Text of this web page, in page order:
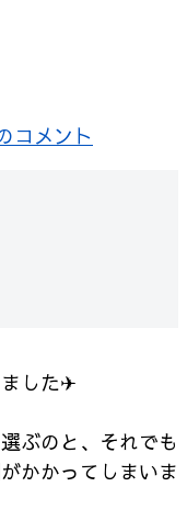
コメント
した✈
ぶのと、それでも
かかってしまいま